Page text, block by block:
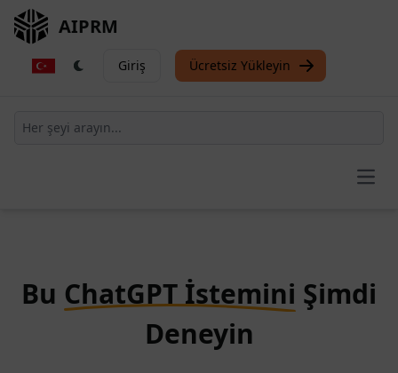
AIPRM
Giriş Ücretsiz Yükleyin
Bu ChatGPT İstemini Şimdi
Deneyin